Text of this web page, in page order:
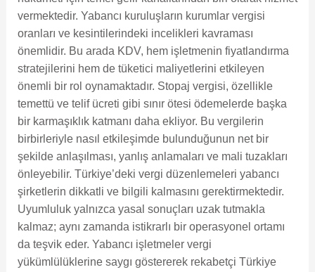
vermektedir. Yabancı kuruluşların kurumlar vergisi
oranları ve kesintilerindeki incelikleri kavraması
önemlidir. Bu arada KDV, hem işletmenin fiyatlandırma
stratejilerini hem de tüketici maliyetlerini etkileyen
önemli bir rol oynamaktadır. Stopaj vergisi, özellikle
temettü ve telif ücreti gibi sınır ötesi ödemelerde başka
bir karmaşıklık katmanı daha ekliyor. Bu vergilerin
birbirleriyle nasıl etkileşimde bulunduğunun net bir
şekilde anlaşılması, yanlış anlamaları ve mali tuzakları
önleyebilir. Türkiye’deki vergi düzenlemeleri yabancı
şirketlerin dikkatli ve bilgili kalmasını gerektirmektedir.
Uyumluluk yalnızca yasal sonuçları uzak tutmakla
kalmaz; aynı zamanda istikrarlı bir operasyonel ortamı
da teşvik eder. Yabancı işletmeler vergi
yükümlülüklerine saygı göstererek rekabetçi Türkiye